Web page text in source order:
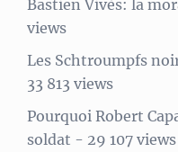
Bastien Vivès: la
views
Les Schtroumpfs
33 813 views
Pourquoi Robert
soldat - 29 107 views